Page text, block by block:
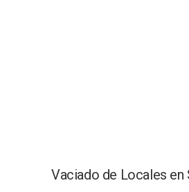
Vaciado de Locales en